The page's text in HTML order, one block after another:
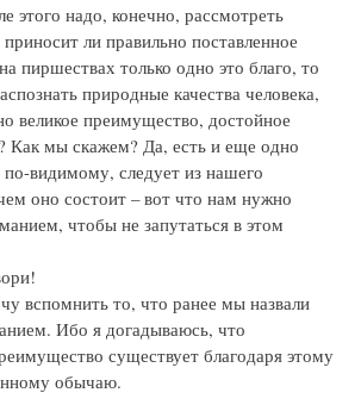
этого надо, конечно, рассмотреть
ли правильно поставленное
пиршествах только одно это благо, то
природные качества человека,
великое преимущество, достойное
Как мы скажем? Да, есть и еще одно
видимому, следует из нашего
оно состоит – вот что нам нужно
чтобы не запутаться в этом
вспомнить то, что ранее мы назвали
Ибо я догадываюсь, что
существует благодаря этому
обычаю.